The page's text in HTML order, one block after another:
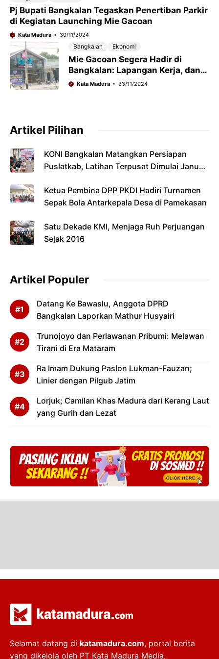
Pj Bupati Bangkalan Tegaskan Penertiban Parkir
di Kegiatan Launching Mie Gacoan
Kata Madura 30/11/2024
Bangkalan Ekonomi
Mie Gacoan Segera Hadir di
Bangkalan: Lapangan Kerja, dan
Putaran Ekonomi Baru
Kata Madura 23/11/2024
Artikel Pilihan
KONI Bangkalan Matangkan Persiapan
Puslatkab, Latihan Terpusat Dimulai Januari
Ketua Pembina DPP PKDI Hadiri Turnamen
Sepak Bola Antarkepala Desa di Pamekasan
Satu Dekade KMI, Menjaga Ruh Perjuangan
Sejak 2016
Artikel Populer
Datang Ke Bawaslu, Anggota DPRD
Bangkalan Laporkan Mathur Husyairi
Trunojoyo dan Perlawanan Pribumi: Melawan
Tirani di Era Mataram
Ra Imam Dukung Paslon Lukman-Fauzan;
Linier dengan Pilgub Jatim
Lorjuk; Camilan Khas Madura dari Kerang Laut
yang Gurih dan Lezat
Selamat datang di katamadura.com, portal berita
yang dikelola oleh PT Kata Madura Media,